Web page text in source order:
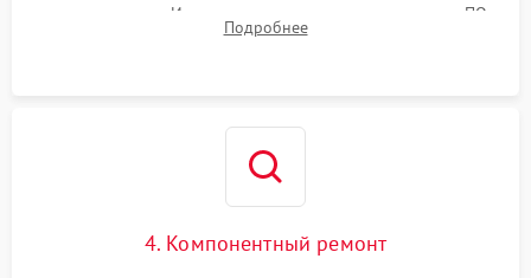
инициализации. Использование специализированного ПО
MATS
Подробнее
4. Компонентный ремонт